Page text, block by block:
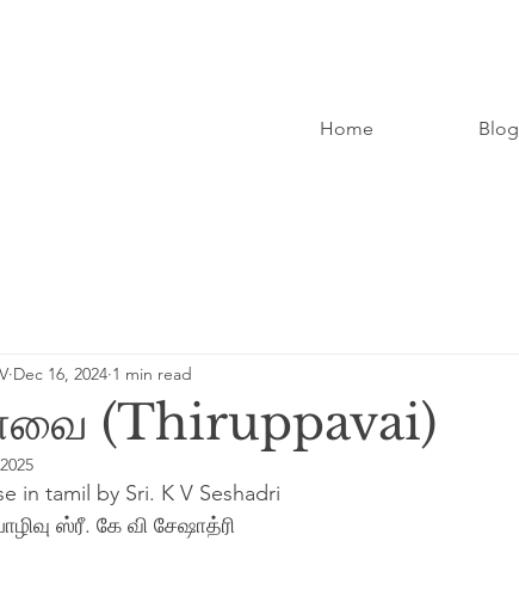
Home Blog
(Thiruppavai)
Dec 16, 2024 1 min read
in tamil by Sri. K V Seshadri
ஸ்ரீ. கே வி சேஷாத்ரி